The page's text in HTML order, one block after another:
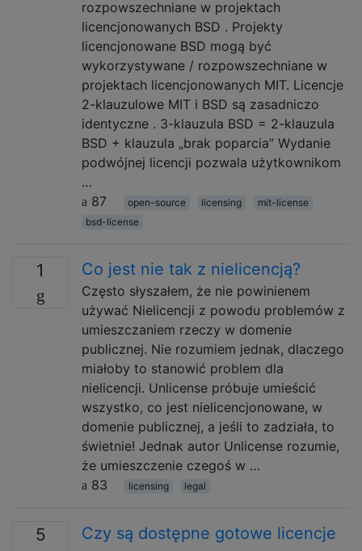
rozpowszechniane w projektach
licencjonowanych BSD . Projekty
licencjonowane BSD mogą być
wykorzystywane / rozpowszechniane w
projektach licencjonowanych MIT. Licencje
2-klauzulowe MIT i BSD są zasadniczo
identyczne . 3-klauzula BSD = 2-klauzula
BSD + klauzula „brak poparcia” Wydanie
podwójnej licencji pozwala użytkownikom
…
87
open-source licensing
mit-license
bsd-license
1 Co jest nie tak z nielicencją?
Często słyszałem, że nie powinienem
używać Nielicencji z powodu problemów z
umieszczaniem rzeczy w domenie
publicznej. Nie rozumiem jednak, dlaczego
miałoby to stanowić problem dla
nielicencji. Unlicense próbuje umieścić
wszystko, co jest nielicencjonowane, w
domenie publicznej, a jeśli to zadziała, to
świetnie! Jednak autor Unlicense rozumie,
że umieszczenie czegoś w …
83
licensing legal
5
Czy są dostępne gotowe licencje